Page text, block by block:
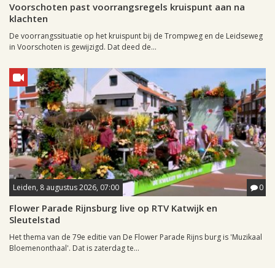
Voorschoten past voorrangsregels kruispunt aan na
klachten
De voorrangssituatie op het kruispunt bij de Trompweg en de Leidseweg
in Voorschoten is gewijzigd. Dat deed de...
Leiden, 8 augustus 2026, 07:00 0
Flower Parade Rijnsburg live op RTV Katwijk en
Sleutelstad
Het thema van de 79e editie van De Flower Parade Rijns burg is 'Muzikaal
Bloemenonthaal'. Dat is zaterdag te...